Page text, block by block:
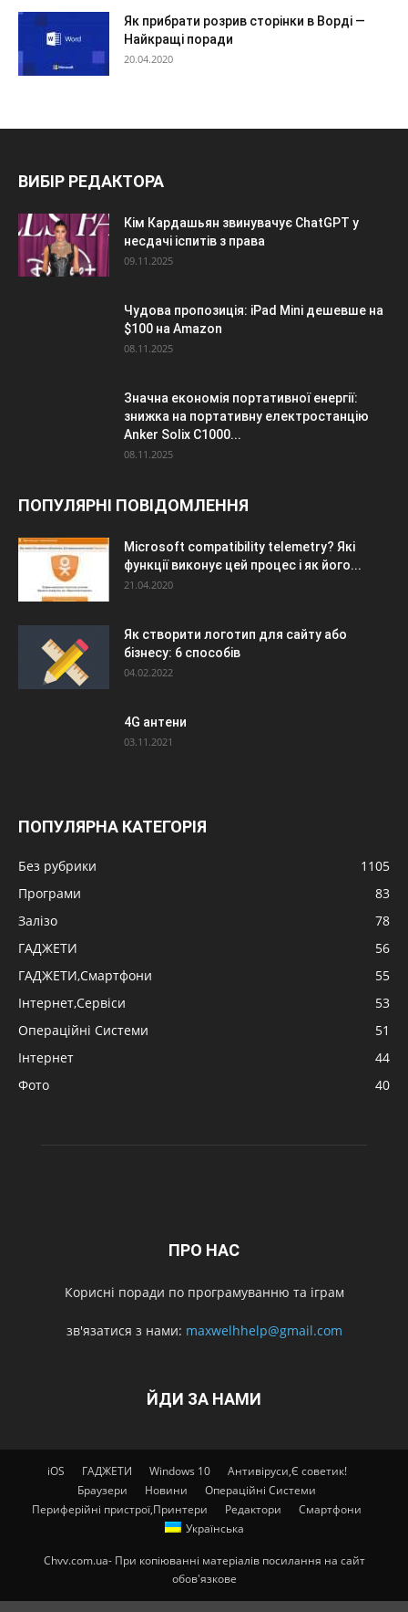
Як прибрати розрив сторінки в Ворді —
Найкращі поради
20.04.2020
ВИБІР РЕДАКТОРА
Кім Кардашьян звинувачує ChatGPT у
несдачі іспитів з права
09.11.2025
Чудова пропозиція: iPad Mini дешевше на
$100 на Amazon
08.11.2025
Значна економія портативної енергії:
знижка на портативну електростанцію
Anker Solix C1000...
08.11.2025
ПОПУЛЯРНІ ПОВІДОМЛЕННЯ
Microsoft compatibility telemetry? Які
функції виконує цей процес і як його...
21.04.2020
Як створити логотип для сайту або
бізнесу: 6 способів
04.02.2022
4G антени
03.11.2021
ПОПУЛЯРНА КАТЕГОРІЯ
Без рубрики
1105
Програми
83
Залізо
78
ГАДЖЕТИ
56
ГАДЖЕТИ,Смартфони
55
Інтернет,Сервіси
53
Операційні Системи
51
Інтернет
44
Фото
40
ПРО НАС
Корисні поради по програмуванню та іграм
зв'язатися з нами: maxwelhhelp@gmail.com
ЙДИ ЗА НАМИ
iOS ГАДЖЕТИ Windows 10
Антивіруси,Є советик!
Браузери
Новини
Операційні Системи
Периферійні пристрої,Принтери
Редактори
Смартфони
Українська
Chvv.com.ua- При копіюванні матеріалів посилання на сайт
обов'язкове